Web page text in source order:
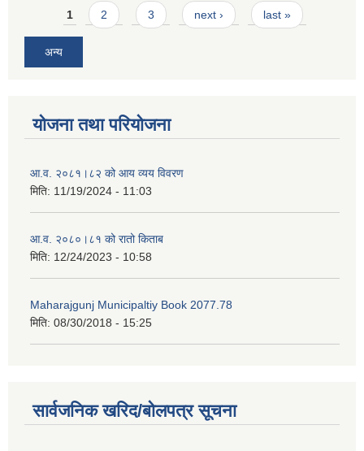
Pages
1 2 3 next › last »
अन्य
योजना तथा परियोजना
आ.व. २०८१।८२ को आय व्यय विवरण
मिति: 11/19/2024 - 11:03
आ.व. २०८०।८१ को रातो किताब
मिति: 12/24/2023 - 10:58
Maharajgunj Municipaltiy Book 2077.78
मिति: 08/30/2018 - 15:25
सार्वजनिक खरिद/बोलपत्र सूचना